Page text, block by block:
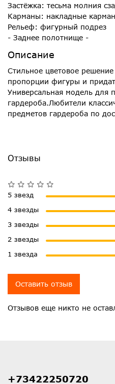
Застёжка: тесьма молния
Карманы: накладные
Рельеф: фигурный подрез
- Заднее полотнище -
Описание
Стильное цветовое
пропорции фигуры и
Универсальная модель для
гардероба.Любители
предметов гардероба по
Отзывы
Отзывов еще никто не
5 звезд
4 звезды
3 звезды
2 звезды
1 звезда
Оставить отзыв
+73422250720